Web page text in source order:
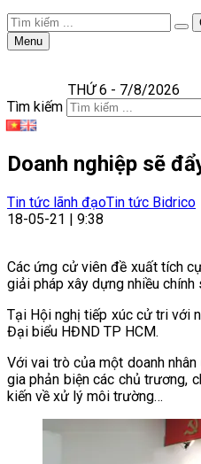
Menu
THỨ 6 - 7/8/2026
Tìm kiếm
Doanh nghiệp sẽ
Tin tức lãnh đạoTin tức Bidrico
18-05-21 | 9:38
Các ứng cử viên đề xuất tích
giải pháp xây dựng nhiều
Tại Hội nghị tiếp xúc cử tri với
Đại biểu HĐND TP HCM.
Với vai trò của một doanh
gia phản biện các chủ trương,
kiến về xử lý môi trường…